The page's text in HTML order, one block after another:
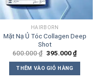
HAIRBORN
Mặt Nạ Ủ Tóc Collagen Deep
Shot
600.000₫ Giá
là:
600.000 ₫.
395.000₫Giá
hiện
THÊM VÀO GIỎ HÀNG